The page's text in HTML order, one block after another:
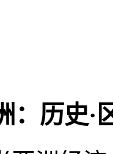
：历史·